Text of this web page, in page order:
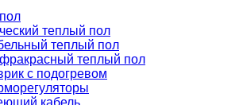
теплый пол
теплый пол
теплый пол
с подогревом